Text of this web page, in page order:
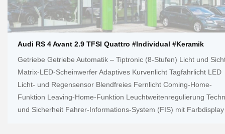
Audi RS 4 Avant 2.9 TFSI Quattro #Individual #Keramik
Getriebe Getriebe Automatik – Tiptronic (8-Stufen) Licht und
Matrix-LED-Scheinwerfer Adaptives Kurvenlicht Tagfahrlicht LED
Licht- und Regensensor Blendfreies Fernlicht Coming-Home-
Funktion Leaving-Home-Funktion Leuchtweitenregulierung
und Sicherheit Fahrer-Informations-System (FIS) mit Farbdisplay